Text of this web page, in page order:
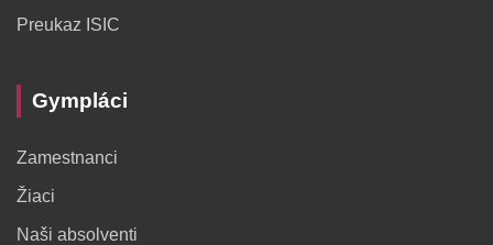
Preukaz ISIC
Gympláci
Zamestnanci
Žiaci
Naši absolventi